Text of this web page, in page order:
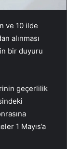
ve 10 ilde
alınması
bir duyuru
geçerlilik
1 Mayıs’a